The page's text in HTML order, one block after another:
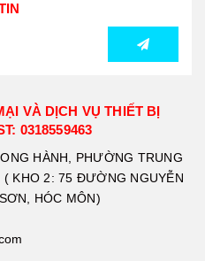
VÀ DỊCH VỤ THIẾT BỊ
0318559463
HÀNH, PHƯỜNG TRUNG
( KHO 2: 75 ĐƯỜNG NGUYỄN
HÓC MÔN)